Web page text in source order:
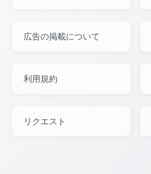
広告の掲載について
利用規約
リクエスト